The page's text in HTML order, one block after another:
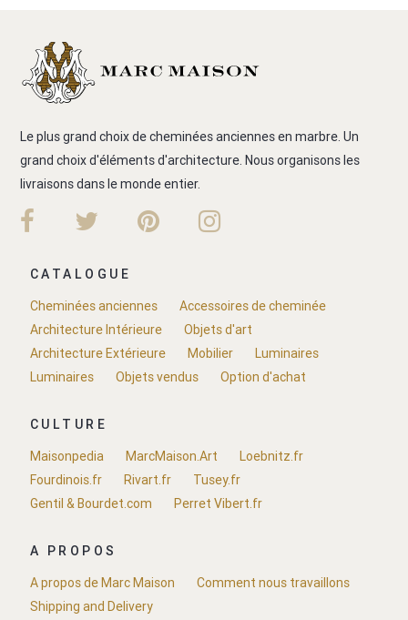
Le plus grand choix de cheminées anciennes en marbre. Un
grand choix d'éléments d'architecture. Nous organisons les
livraisons dans le monde entier.
CATALOGUE
Cheminées anciennes
Accessoires de cheminée
Architecture Intérieure
Objets d'art
Architecture Extérieure
Mobilier
Luminaires
Luminaires
Objets vendus Option d'achat
CULTURE
Maisonpedia
MarcMaison.Art
Loebnitz.fr
Fourdinois.fr
Rivart.fr
Tusey.fr
Gentil & Bourdet.com
Perret Vibert.fr
A PROPOS
A propos de Marc Maison
Comment nous travaillons
Shipping and Delivery